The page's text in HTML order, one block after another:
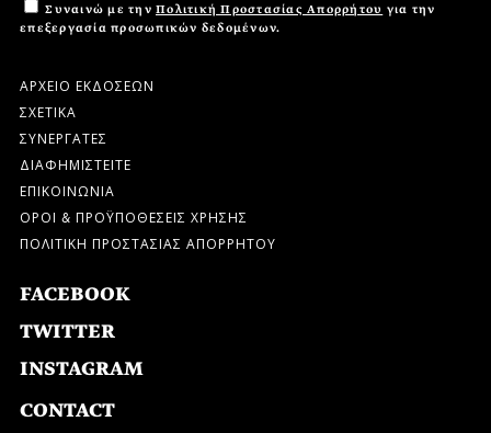
Συναινώ με την Πολιτική Προστασίας Απορρήτου για την
επεξεργασία προσωπικών δεδομένων.
ΑΡΧΕΙΟ ΕΚΔΟΣΕΩΝ
ΣΧΕΤΙΚΑ
ΣΥΝΕΡΓΑΤΕΣ
ΔΙΑΦΗΜΙΣΤΕΙΤΕ
ΕΠΙΚΟΙΝΩΝΙΑ
ΟΡΟΙ & ΠΡΟΫΠΟΘΕΣΕΙΣ ΧΡΗΣΗΣ
ΠΟΛΙΤΙΚΗ ΠΡΟΣΤΑΣΙΑΣ ΑΠΟΡΡΗΤΟΥ
FACEBOOK
TWITTER
INSTAGRAM
CONTACT